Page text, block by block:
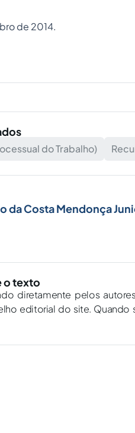
de 2014.
do Trabalho)
da Costa Mendonça
o texto
diretamente pelos
editorial do site. Quando